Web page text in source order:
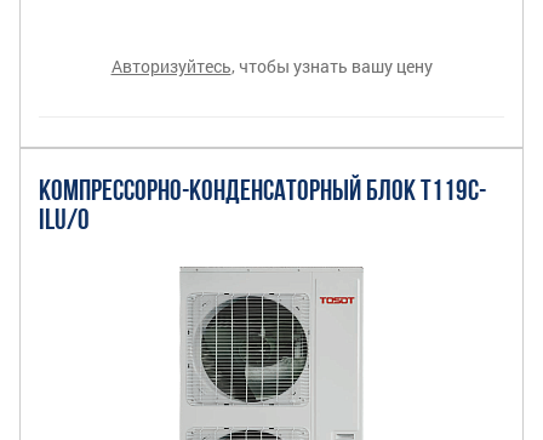
Авторизуйтесь, чтобы узнать вашу цену
КОМПРЕССОРНО-КОНДЕНСАТОРНЫЙ БЛОК T119C-
ILU/O